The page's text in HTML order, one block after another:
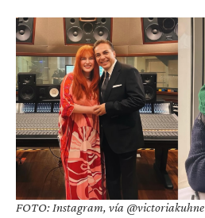
FOTO: Instagram, vía @victoriakuhne